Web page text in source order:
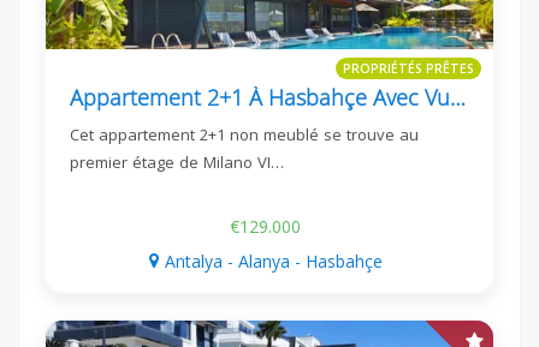
PROPRIÉTÉS PRÊTES
Appartement 2+1 À Hasbahçe Avec Vue Piscine | Milano Vip 1
Cet appartement 2+1 non meublé se trouve au
premier étage de Milano VI…
€129.000
Antalya - Alanya - Hasbahçe